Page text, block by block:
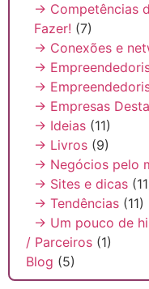
→ Competências
Fazer! (7)
→ Conexões e
→
→
→ Empresas
→ Ideias (11)
→ Livros (9)
→ Negócios pelo
→ Sites e dicas
→ Tendências (11)
→ Um pouco de
/ Parceiros (1)
Blog (5)